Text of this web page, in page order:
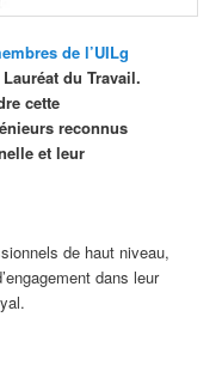
de l’UILg
du Travail.
cette
reconnus
et leur
de haut niveau,
dans leur